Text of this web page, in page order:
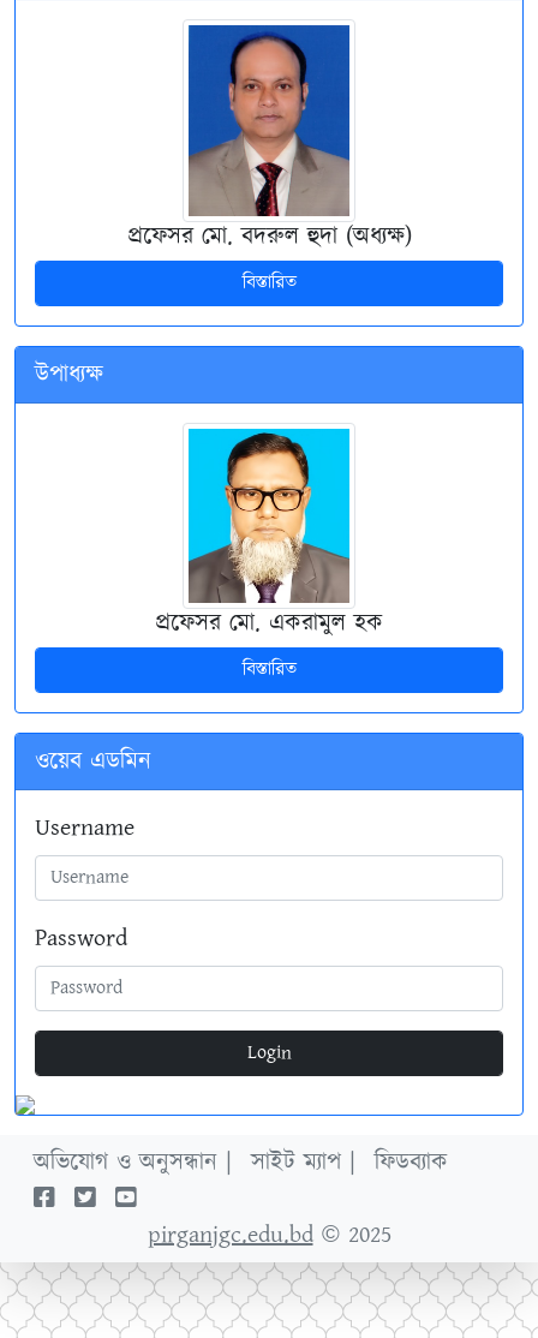
প্রফেসর মো. বদরুল হুদা (অধ্যক্ষ)
বিস্তারিত
উপাধ্যক্ষ
প্রফেসর মো. একরামুল হক
বিস্তারিত
ওয়েব এডমিন
Username
Password
Login
অভিযোগ ও অনুসন্ধান | সাইট ম্যাপ | ফিডব্যাক
pirganjgc.edu.bd© 2025